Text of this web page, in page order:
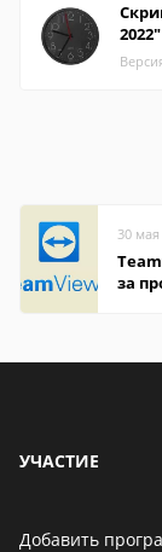
2022"
30
за
УЧАСТИЕ
Добавить